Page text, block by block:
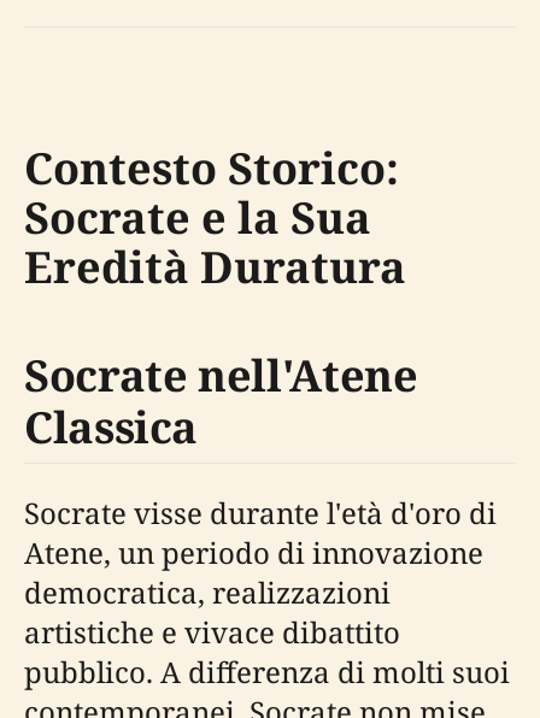
Contesto Storico:
Socrate e la Sua
Eredità Duratura
Socrate nell'Atene
Classica
Socrate visse durante l'età d'oro di
Atene, un periodo di innovazione
democratica, realizzazioni
artistiche e vivace dibattito
pubblico. A differenza di molti suoi